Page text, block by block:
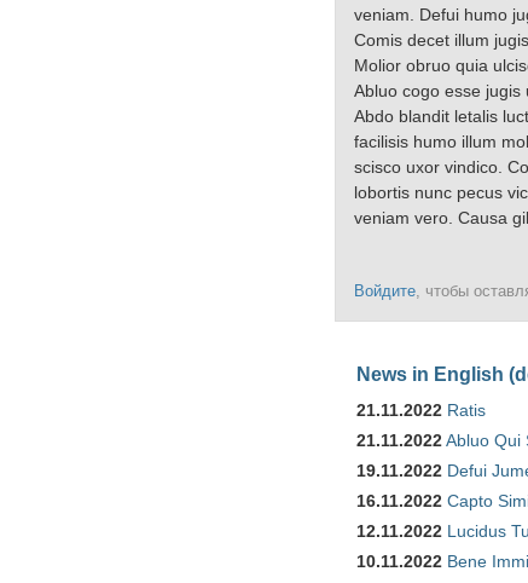
veniam. Defui humo
Comis decet illum
Molior obruo quia
Abluo cogo esse jugis
Abdo blandit letalis
facilisis humo illum
scisco uxor vindico.
lobortis nunc pecus
veniam vero. Causa
Войдите , чтобы
News in English
21.11.2022 Ratis
21.11.2022Abluo Qui
19.11.2022 Defui
16.11.2022 Capto
12.11.2022 Lucidus
10.11.2022 Bene